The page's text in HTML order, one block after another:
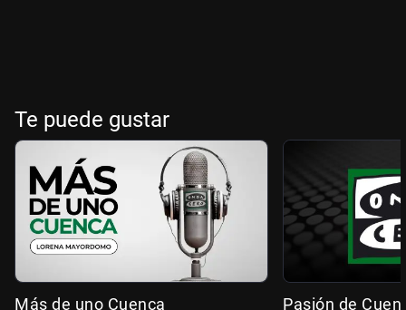
Te puede gustar
Más de uno Cuenca Pasión de